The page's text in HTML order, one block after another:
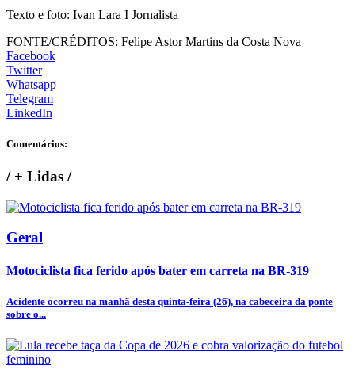
Texto e foto: Ivan Lara I Jornalista
FONTE/CRÉDITOS: Felipe Astor Martins da Costa Nova
Facebook
Twitter
Whatsapp
Telegram
LinkedIn
Comentários:
/+ Lidas /
Geral
Motociclista fica ferido após bater em carreta na BR-319
Acidente ocorreu na manhã desta quinta-feira (26), na cabeceira da ponte
sobre o...